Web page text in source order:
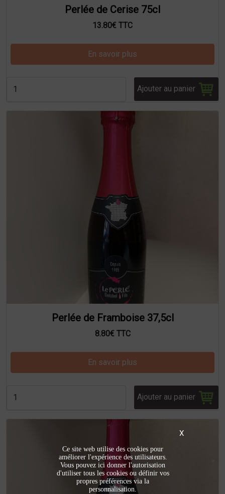
Perlée de Cerise 75cl
13.80€ TTC
En savoir plus
Ajouter au panier
Perlée de Framboise 37,5cl
8.80€ TTC
En savoir plus
Ajouter au panier
X
Ce site web utilise des cookies pour
améliorer l'expérience des utilisateurs.
Vous pouvez ici donner l'autorisation
d'utiliser tous les cookies ou définir vos
propres préférences via la
personnalisation.